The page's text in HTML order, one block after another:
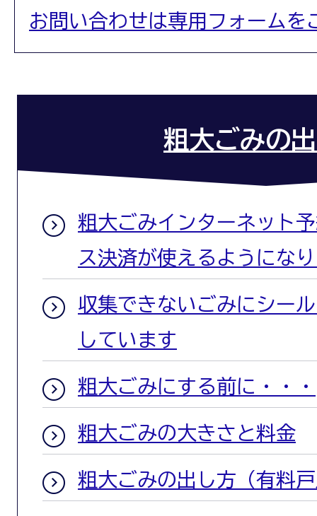
お問い合わせは専用フォームを
粗大ごみの
粗大ごみインターネット
ス決済が使えるようにな
収集できないごみにシー
しています
粗大ごみにする前に・・・
粗大ごみの大きさと料金
粗大ごみの出し方（有料